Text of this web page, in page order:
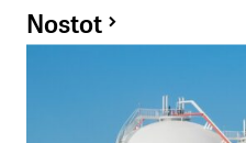
Nostot